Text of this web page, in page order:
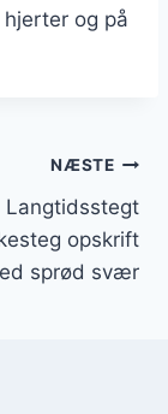
og på
NÆSTE
Langtidsstegt
opskrift
sprød svær